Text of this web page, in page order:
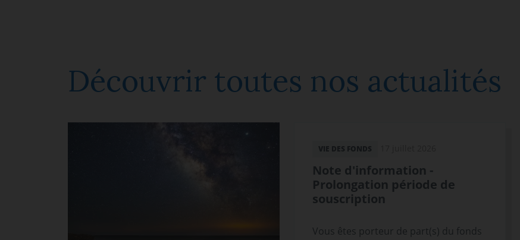
Découvrir toutes nos actualités
VIE DES FONDS
Note d'information -
Prolongation période de
souscription
Vous êtes porteur de part(s) du fonds